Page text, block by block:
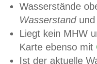
Wasserstände
Wasserstandund
Liegt kein MHW
Karte ebenso mit
Ist der aktuelle